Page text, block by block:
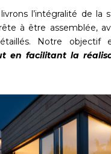
l’intégralité de la
à être assemblée,
Notre objectif
en facilitant la